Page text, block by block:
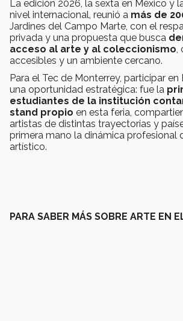
La edición 2026, la sexta en México y
nivel internacional, reunió a más de
Jardines del Campo Marte, con el
privada y una propuesta que busca
acceso al arte y al coleccionismo,
accesibles y un ambiente cercano.
Para el Tec de Monterrey, participar
una oportunidad estratégica: fue la
estudiantes de la institución
stand propio en esta feria,
artistas de distintas trayectorias y
primera mano la dinámica profesional
artístico.
PARA SABER MÁS SOBRE ARTE EN